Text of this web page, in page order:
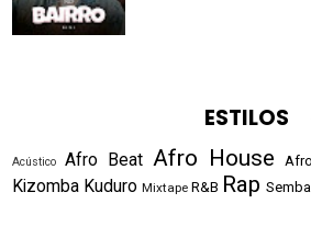
ESTILOS
Acústico Afro Beat Afro House
Kizomba Kuduro Mixtape R&B Rap Semba